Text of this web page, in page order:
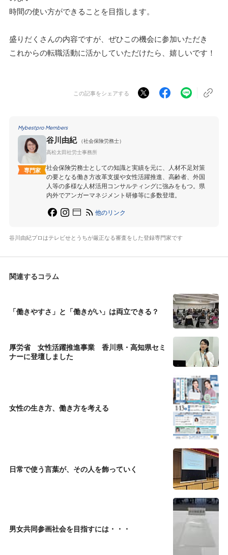
時間の使い方ができることを目指します。
盛りだくさんの内容ですが、ぜひこの機会に参加いただき
これからの転職活動に活かしていただけたら、嬉しいです！
この記事をシェアする
Mybestpro Members
専門家
谷川由紀
（社会保険労務士）
高松太田社労士事務所
社会保険労務士としての知識と実績を元に、人材不足対策
の要となる働き方改革支援や女性活躍推進、高齢者、外国
人等の多様な人材活用コンサルティングに強みをもつ。県
内外でアンガーマネジメント研修等に多数登壇。
他のリンク
谷川由紀プロはテレビせとうちが厳正なる審査をした登録専門家です
関連するコラム
「働きやすさ」と「働きがい」は両立できる？
厚労省 女性活躍推進事業 香川県・高知県セミ
ナーに登壇しました
女性の生き方、働き方を考える
日常で使う言葉が、その人を飾っていく
男女共同参画社会を目指すには・・・